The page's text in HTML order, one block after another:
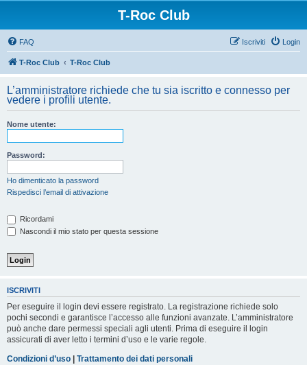
T-Roc Club
FAQ Login
Iscriviti
T-Roc Club T-Roc Club
L’amministratore richiede che tu sia iscritto e connesso per
vedere i profili utente.
Nome utente:
Password:
Ho dimenticato la password
Rispedisci l’email di attivazione
Ricordami
Nascondi il mio stato per questa sessione
ISCRIVITI
Per eseguire il login devi essere registrato. La registrazione richiede solo
pochi secondi e garantisce l’accesso alle funzioni avanzate. L’amministratore
può anche dare permessi speciali agli utenti. Prima di eseguire il login
assicurati di aver letto i termini d’uso e le varie regole.
Condizioni d’uso | Trattamento dei dati personali